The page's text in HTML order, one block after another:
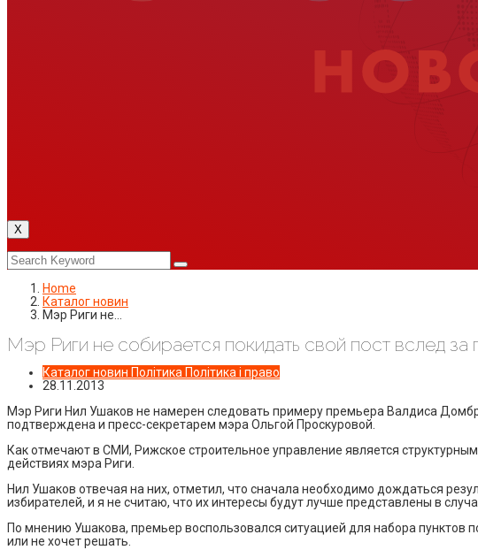
X
Home
Каталог новин
Мэр Риги не…
Мэр Риги не собирается покидать свой пост вслед
Каталог новин Політика Політика і право
28.11.2013
Мэр Риги Нил Ушаков не намерен следовать примеру премьера Валдиса
подтверждена и пресс-секретарем мэра Ольгой Проскуровой.
Как отмечают в СМИ, Рижское строительное управление является
действиях мэра Риги.
Нил Ушаков отвечая на них, отметил, что сначала необходимо дождаться
избирателей, и я не считаю, что их интересы будут лучше представлены в
По мнению Ушакова, премьер воспользовался ситуацией для набора пунктов
или не хочет решать.